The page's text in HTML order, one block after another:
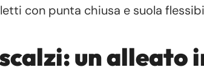
con punta chiusa e suola
un alleato